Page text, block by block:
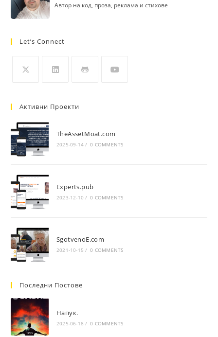
Автор на код, проза, реклама и стихове
Let’s Connect
a
new
tab
new
tab
tab
tab
Активни Проекти
TheAssetMoat.com
2025-09-14 / 0 COMMENTS
Experts.pub
2023-12-10 / 0 COMMENTS
SgotvenoE.com
2021-10-15 / 0 COMMENTS
Последни Постове
Напук.
2025-06-18 / 0 COMMENTS